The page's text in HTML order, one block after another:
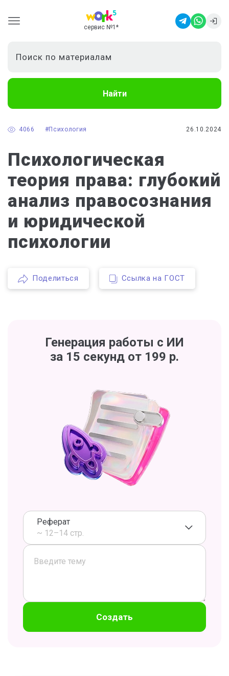
сервис №1 *
Найти
26.10.2024
#Психология
4066
Психологическая
теория права: глубокий
анализ правосознания
и юридической
психологии
Поделиться Ссылка на ГОСТ
Генерация работы с ИИ
за 15 секунд от 199 р.
Реферат
~ 12–14 стр.
Создать